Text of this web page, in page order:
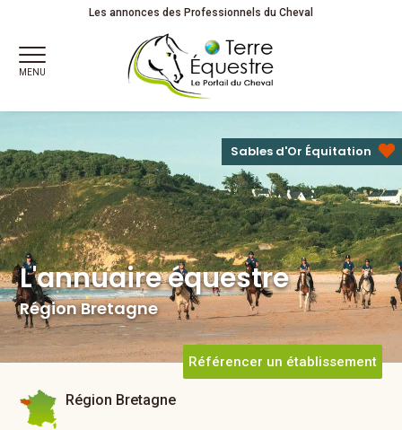
L'annuaire équestreRégion Bretagne
Les annonces des Professionnels du Cheval
MENU
L'annuaire équestre
Région Bretagne
Sables d'Or Équitation
Référencer un établissement
Région Bretagne